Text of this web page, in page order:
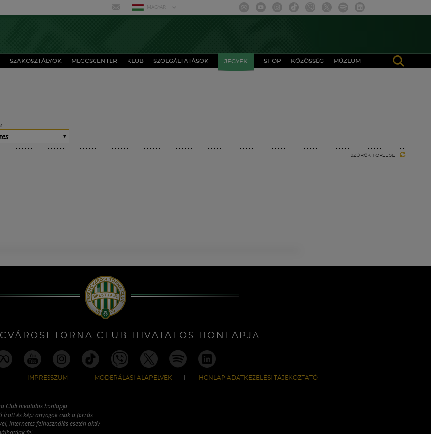
MAGYAR
SZAKOSZTÁLYOK MECCSCENTER KLUB SZOLGÁLTATÁSOK JEGYEK SHOP KÖZÖSSÉG MÚZEUM
SZŰRŐK TÖRLÉSE
TORNA CLUB HIVATALOS HONLAPJA
IMPRESSZUM MODERÁLÁSI ALAPELVEK HONLAP ADATKEZELÉSI TÁJÉKOZTATÓ
Club hivatalos honlapja
írott és képi anyagok csak a forrás
internetes felhasználás esetén aktív
fel.